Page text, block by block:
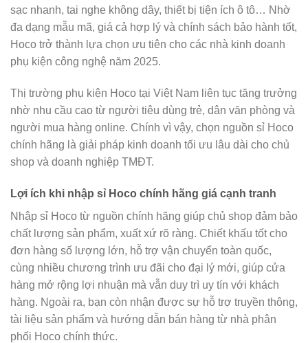
sạc nhanh, tai nghe không dây, thiết bị tiện ích ô tô… Nhờ
đa dạng mẫu mã, giá cả hợp lý và chính sách bảo hành tốt,
Hoco trở thành lựa chọn ưu tiên cho các nhà kinh doanh
phụ kiện công nghệ năm 2025.
Thị trường phụ kiện Hoco tại Việt Nam liên tục tăng trưởng
nhờ nhu cầu cao từ người tiêu dùng trẻ, dân văn phòng và
người mua hàng online. Chính vì vậy, chọn nguồn sỉ Hoco
chính hãng là giải pháp kinh doanh tối ưu lâu dài cho chủ
shop và doanh nghiệp TMĐT.
Lợi ích khi nhập sỉ Hoco chính hãng giá cạnh tranh
Nhập sỉ Hoco từ nguồn chính hãng giúp chủ shop đảm bảo
chất lượng sản phẩm, xuất xứ rõ ràng. Chiết khấu tốt cho
đơn hàng số lượng lớn, hỗ trợ vận chuyển toàn quốc,
cùng nhiều chương trình ưu đãi cho đại lý mới, giúp cửa
hàng mở rộng lợi nhuận mà vẫn duy trì uy tín với khách
hàng. Ngoài ra, bạn còn nhận được sự hỗ trợ truyền thông,
tài liệu sản phẩm và hướng dẫn bán hàng từ nhà phân
phối Hoco chính thức.